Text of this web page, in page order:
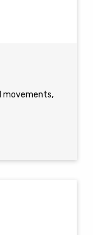
movements,